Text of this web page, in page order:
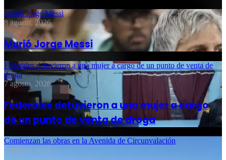
Murió Jorge Messi
8 agosto, 2026
Murió Jorge Messi
Federales detuvieron a una mujer a cargo de un punto de venta de
droga
7 agosto, 2026
Federales detuvieron a una mujer a cargo
de un punto de venta de droga
Comienzan las obras en la Avenida de Circunvalación
7 agosto, 2026